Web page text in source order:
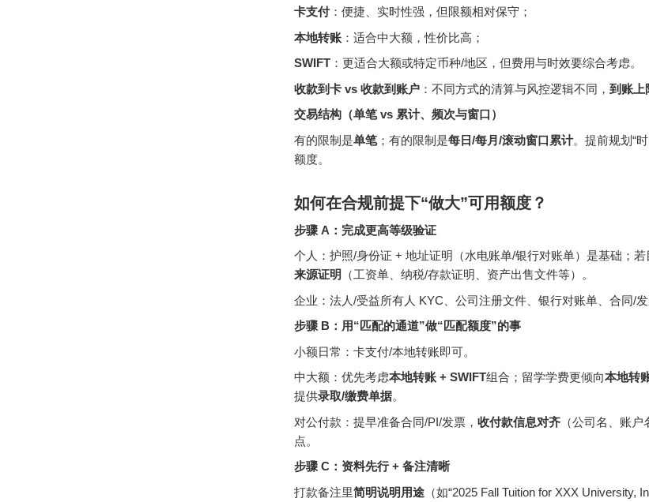
卡支付：便捷、实时性强，但限额相对保守；
本地转账 ：适合中大额，性价比高；
SWIFT ：更适合大额或特定币种/地区，但费用与时效要综合考虑。
收款到卡 vs 收款到账户 ：不同方式的清算与风控逻辑不同， 到账上
交易结构（单笔 vs 累计、频次与窗口）
有的限制是单笔；有的限制是每日/每月/滚动窗口累计。提前规划“
额度。
如何在合规前提下“做大”可用额度？
步骤 A：完成更高等级验证
个人：护照/身份证 + 地址证明（水电账单/银行对账单）是基础；若
来源证明
（工资单、纳税/存款证明、资产出售文件等）。
企业：法人/受益所有人 KYC、公司注册文件、银行对账单、合同/发
步骤 B：用“匹配的通道”做“匹配额度”的事
小额日常：卡支付/本地转账即可。
中大额：优先考虑本地转账 + SWIFT组合；留学学费更倾向本地转
提供录取/缴费单据。
对公付款：提早准备合同/PI/发票， 收付款信息对齐 （公司名、账
点。
步骤 C：资料先行 + 备注清晰
打款备注里简明说明用途 （如“2025 Fall Tuition for XXX University,